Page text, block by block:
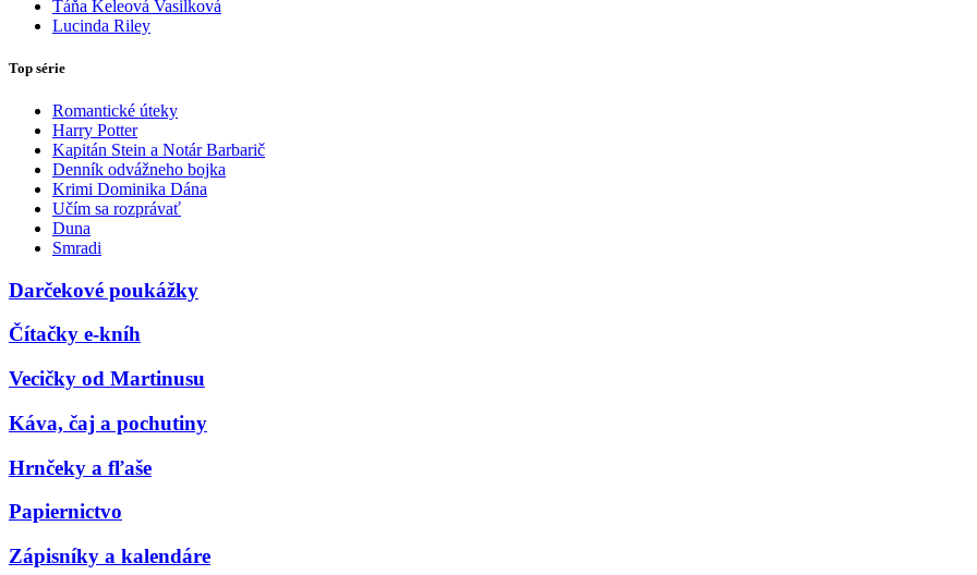
Táňa Keleová Vasilková
Lucinda Riley
Top série
Romantické úteky
Harry Potter
Kapitán Stein a Notár Barbarič
Denník odvážneho bojka
Krimi Dominika Dána
Učím sa rozprávať
Duna
Smradi
Darčekové poukážky
Čítačky e-kníh
Vecičky od Martinusu
Káva, čaj a pochutiny
Hrnčeky a fľaše
Papiernictvo
Zápisníky a kalendáre